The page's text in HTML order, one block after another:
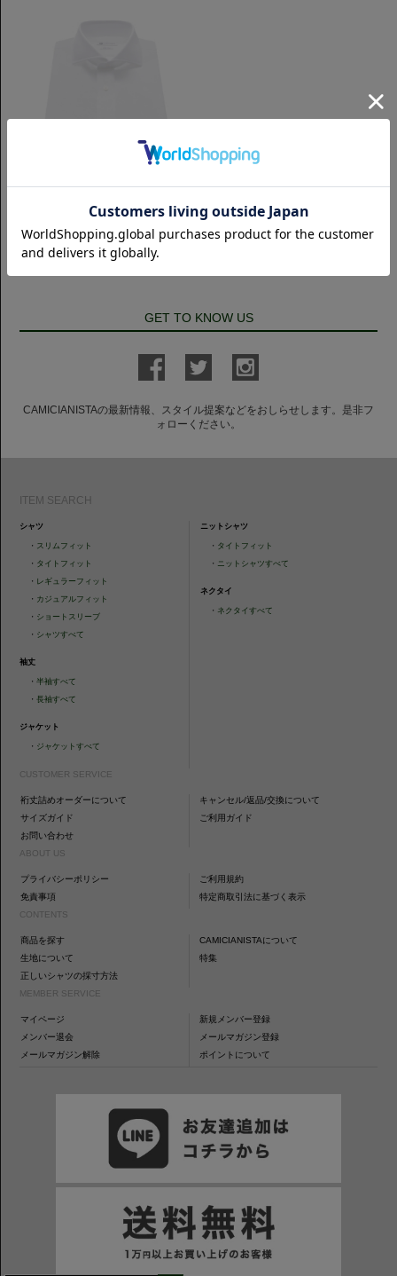
スリムフィット
Horizontal リンクルフリー 80番手
ブロード｜ホワイト
GET TO KNOW US
CAMICIANISTAの最新情報、スタイル提案などをおしらせします。是非フ
ォローください。
ITEM SEARCH
シャツ
・ スリムフィット
・ タイトフィット
・ レギュラーフィット
・ カジュアルフィット
・ ショートスリーブ
・ シャツすべて
袖丈
・半袖すべて
・長袖すべて
ジャケット
・ ジャケットすべて
ニットシャツ
・ タイトフィット
・ ニットシャツすべて
ネクタイ
・ ネクタイすべて
CUSTOMER SERVICE
裄丈詰めオーダーについて
キャンセル/返品/交換について
サイズガイド
ご利用ガイド
お問い合わせ
ABOUT US
プライバシーポリシー
ご利用規約
免責事項
特定商取引法に基づく表示
CONTENTS
商品を探す
CAMICIANISTAについて
生地について
特集
正しいシャツの採寸方法
MEMBER SERVICE
マイページ
新規メンバー登録
メンバー退会
メールマガジン登録
メールマガジン解除
ポイントについて